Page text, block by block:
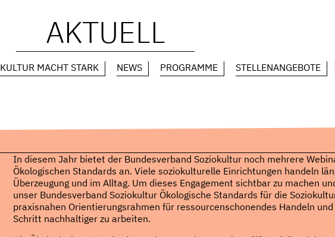
AKTUELL
KULTUR MACHT STARK NEWS PROGRAMME STELLENANGEBOTE
In diesem Jahr bietet der Bundesverband Soziokultur noch mehrere
Ökologischen Standards an. Viele soziokulturelle Einrichtungen handeln
Überzeugung und im Alltag. Um dieses Engagement sichtbar zu machen
unser Bundesverband Soziokultur Ökologische Standards für die
praxisnahen Orientierungsrahmen für ressourcenschonendes Handeln
Schritt nachhaltiger zu arbeiten.